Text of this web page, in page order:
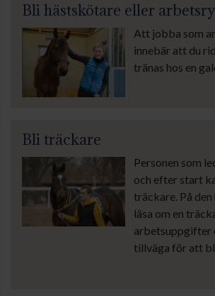
Bli hästskötare eller
Att jobba som
innebär att du
tränas hos en
Bli träckare
Personen som
och efter start
träckare. På den
läsa om en
arbetsuppgifter
tillväga för att